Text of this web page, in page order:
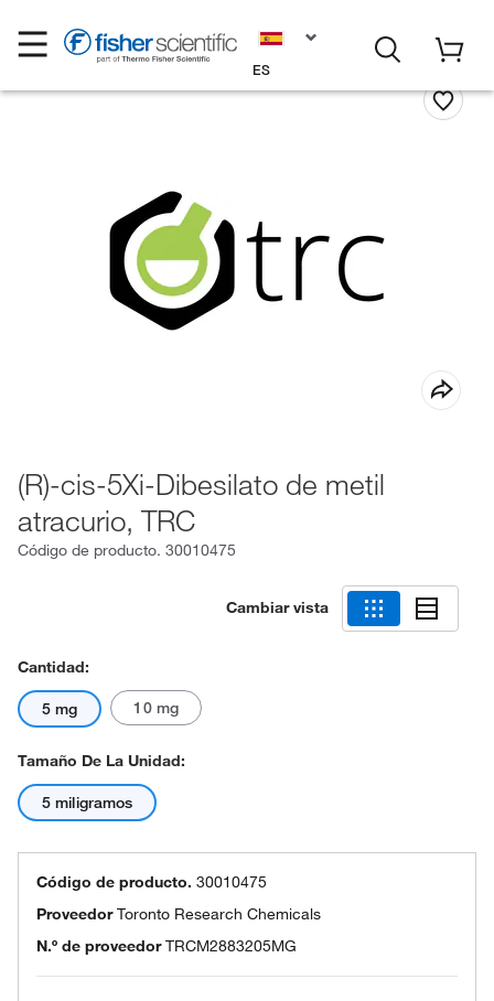
ES
(R)-cis-5Xi-Dibesilato de metil
atracurio, TRC
Código de producto. 30010475
Cambiar vista
Cantidad:
5 mg 10 mg
Tamaño De La Unidad:
5 miligramos
Código de producto. 30010475
ProveedorToronto Research Chemicals
N.º de proveedor TRCM2883205MG